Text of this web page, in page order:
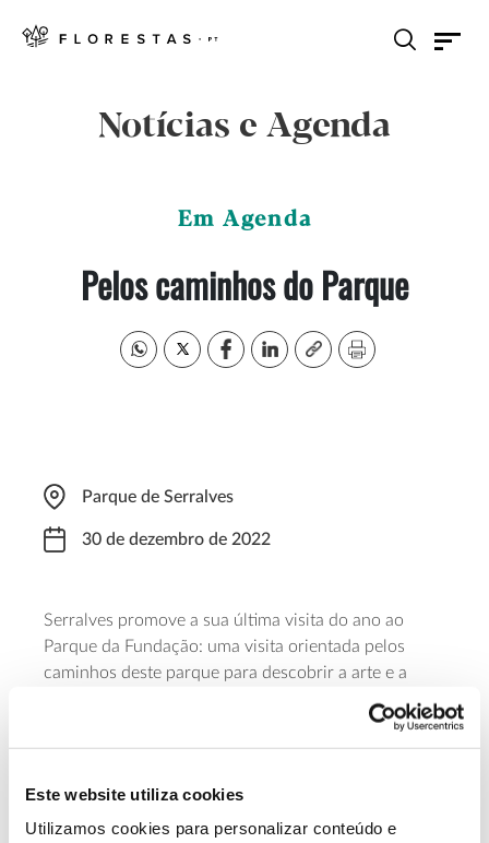
Este website utiliza cookies
Utilizamos cookies para personalizar conteúdo e
Notícias e Agenda
Em Agenda
Pelos caminhos do Parque
Parque de Serralves
30 de dezembro de 2022
Serralves promove a sua última visita do ano ao
Parque da Fundação: uma visita orientada pelos
caminhos deste parque para descobrir a arte e a
paisagem que os envolvem. É necessária inscrição e